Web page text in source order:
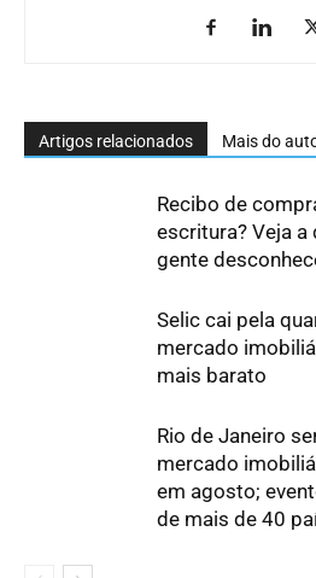
Artigos relacionados Mais do
Recibo de
escritura? Veja
gente
Selic cai pela
mercado
mais barato
Rio de Janeiro
mercado
em agosto;
de mais de 40